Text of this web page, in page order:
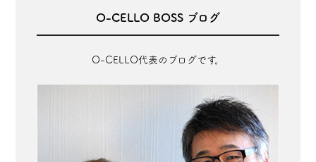
O-CELLO BOSS ブログ
O-CELLO代表のブログです。